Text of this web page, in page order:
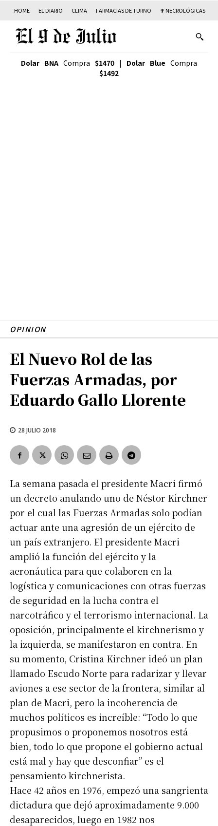
HOME EL DIARIO CLIMA FARMACIAS DE TURNO ✟ NECROLÓGICAS
Dolar BNA Compra $1470 | Dolar Blue Compra
$1492
OPINION
El Nuevo Rol de las
Fuerzas Armadas, por
Eduardo Gallo Llorente
28 JULIO 2018
La semana pasada el presidente Macri firmó
un decreto anulando uno de Néstor Kirchner
por el cual las Fuerzas Armadas solo podían
actuar ante una agresión de un ejército de
un país extranjero. El presidente Macri
amplió la función del ejército y la
aeronáutica para que colaboren en la
logística y comunicaciones con otras fuerzas
de seguridad en la lucha contra el
narcotráfico y el terrorismo internacional. La
oposición, principalmente el kirchnerismo y
la izquierda, se manifestaron en contra. En
su momento, Cristina Kirchner ideó un plan
llamado Escudo Norte para radarizar y llevar
aviones a ese sector de la frontera, similar al
plan de Macri, pero la incoherencia de
muchos políticos es increíble: “Todo lo que
propusimos o proponemos nosotros está
bien, todo lo que propone el gobierno actual
está mal y hay que desconfiar” es el
pensamiento kirchnerista.
Hace 42 años en 1976, empezó una sangrienta
dictadura que dejó aproximadamente 9.000
desaparecidos, luego en 1982 nos